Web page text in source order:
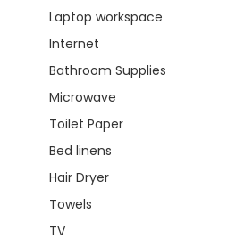
Laptop workspace
Internet
Bathroom Supplies
Microwave
Toilet Paper
Bed linens
Hair Dryer
Towels
TV